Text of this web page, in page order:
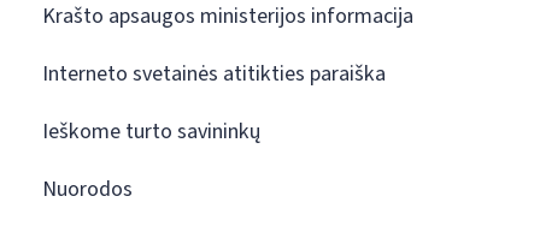
Krašto apsaugos ministerijos informacija
Interneto svetainės atitikties paraiška
Ieškome turto savininkų
Nuorodos